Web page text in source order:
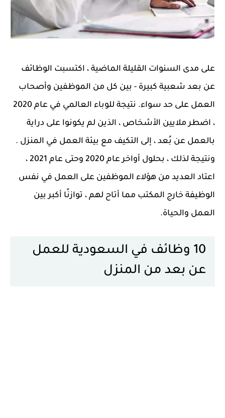
على مدى السنوات القليلة الماضية ، اكتسبت الوظائف
عن بعد شعبية كبيرة - بين كل من الموظفين وأصحاب
العمل على حد سواء. نتيجة للوباء العالمي في عام 2020
، اضطر ملايين الأشخاص ، الذين لم يكونوا على دراية
بالعمل عن بُعد ، إلى التكيف مع بيئة العمل في المنزل .
ونتيجة لذلك ، بحلول أواخر عام 2020 وحتى عام 2021 ،
اعتاد العديد من هؤلاء الموظفين على العمل في نفس
الوظيفة خارج المكتب مما أتاح لهم ، توازنًا أكبر بين
العمل والحياة.
10 وظائف في السعودية للعمل
عن بعد من المنزل